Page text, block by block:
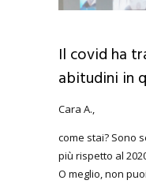
Il covid ha
abitudini in
Cara A.,
come stai? Sono
più rispetto al
O meglio, non